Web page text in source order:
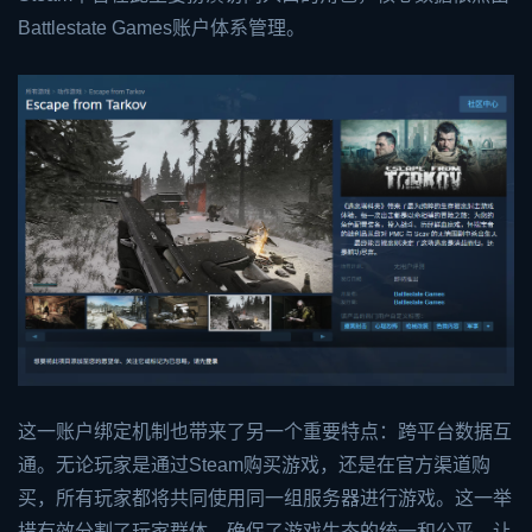
Battlestate Games账户体系管理。
这一账户绑定机制也带来了另一个重要特点：跨平台数据互
通。无论玩家是通过Steam购买游戏，还是在官方渠道购
买，所有玩家都将共同使用同一组服务器进行游戏。这一举